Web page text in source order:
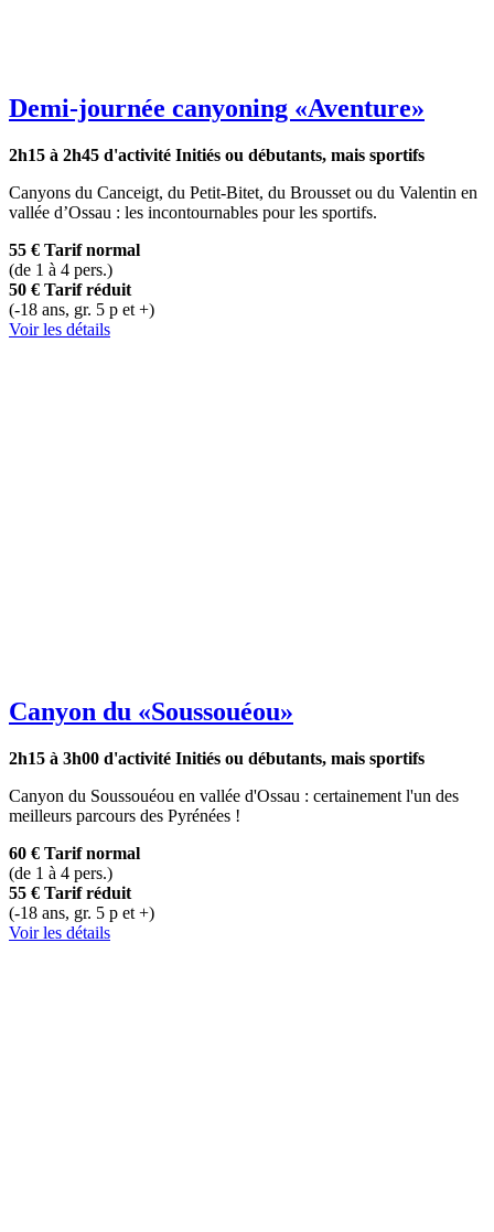
Demi-journée canyoning «Aventure»
2h15 à 2h45 d'activité Initiés ou débutants, mais sportifs
Canyons du Canceigt, du Petit-Bitet, du Brousset ou du Valentin en
vallée d’Ossau : les incontournables pour les sportifs.
55 € Tarif normal
(de 1 à 4 pers.)
50 € Tarif réduit
(-18 ans, gr. 5 p et +)
Voir les détails
Canyon du «Soussouéou»
2h15 à 3h00 d'activité Initiés ou débutants, mais sportifs
Canyon du Soussouéou en vallée d'Ossau : certainement l'un des
meilleurs parcours des Pyrénées !
60 € Tarif normal
(de 1 à 4 pers.)
55 € Tarif réduit
(-18 ans, gr. 5 p et +)
Voir les détails